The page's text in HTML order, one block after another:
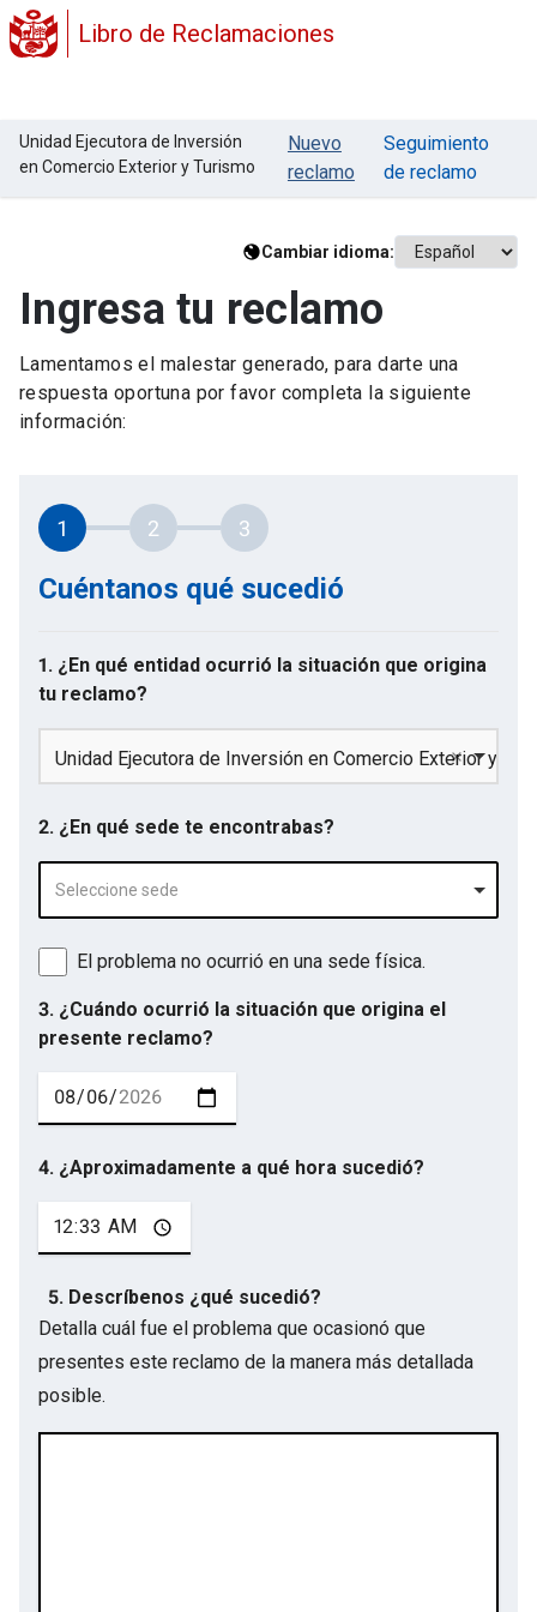
Libro de Reclamaciones
Unidad Ejecutora de Inversión
en Comercio Exterior y Turismo
Nuevo
reclamo
Seguimiento
de reclamo
Cambiar idioma:
Ingresa tu reclamo
Lamentamos el malestar generado, para darte una
respuesta oportuna por favor completa la siguiente
información:
1 2 3
Cuéntanos qué sucedió
1. ¿En qué entidad ocurrió la situación que origina
tu reclamo?
Unidad Ejecutora de Inversión en Comercio Exterior y
2. ¿En qué sede te encontrabas?
Seleccione sede
El problema no ocurrió en una sede física.
3. ¿Cuándo ocurrió la situación que origina el
presente reclamo?
4. ¿Aproximadamente a qué hora sucedió?
5. Descríbenos ¿qué sucedió?
Detalla cuál fue el problema que ocasionó que
presentes este reclamo de la manera más detallada
posible.